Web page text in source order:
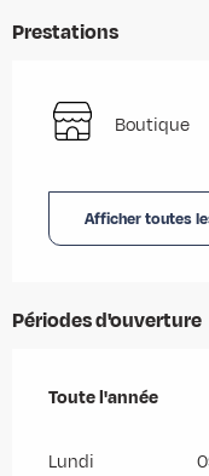
Prestations
Boutique
Afficher toutes
Périodes d'ouverture
Toute l'année
Toute l'année
Lundi